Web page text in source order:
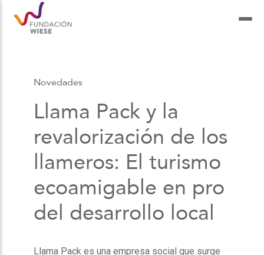
Novedades
Llama Pack y la
revalorización de los
llameros: El turismo
ecoamigable en pro
del desarrollo local
Llama Pack es una empresa social que surge